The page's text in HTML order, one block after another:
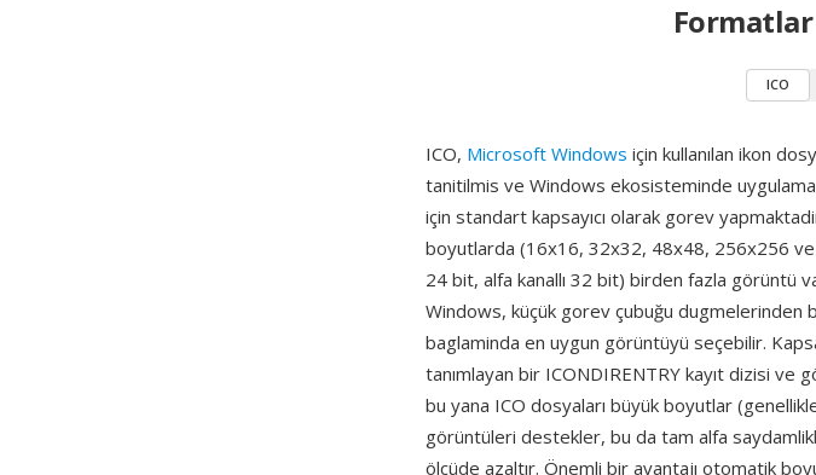
ICO
ICO, Microsoft Windows için kullanılan ikon
tanitilmis ve Windows ekosisteminde
için standart kapsayıcı olarak gorev
boyutlarda (16x16, 32x32, 48x48, 256x256
24 bit, alfa kanallı 32 bit) birden fazla görüntü
Windows, küçük gorev çubuğu
baglaminda en uygun görüntüyü seçebilir.
tanımlayan bir ICONDIRENTRY kayıt dizisi
bu yana ICO dosyaları büyük boyutlar
görüntüleri destekler, bu da tam alfa
ölçüde azaltır. Önemli bir avantajı otomatik